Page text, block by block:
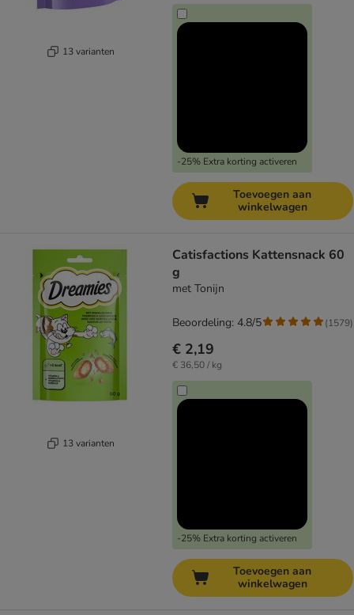
13 varianten
-25% Extra korting activeren
Toevoegen aan
winkelwagen
13 varianten
Catisfactions Kattensnack 60
g
met Tonijn
€ 2,19
€ 36,50 / kg
-25% Extra korting activeren
Beoordeling: 4.8/5 (1579)
Toevoegen aan
winkelwagen